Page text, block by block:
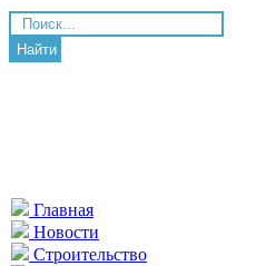
Найти
Главная
Новости
Строительство